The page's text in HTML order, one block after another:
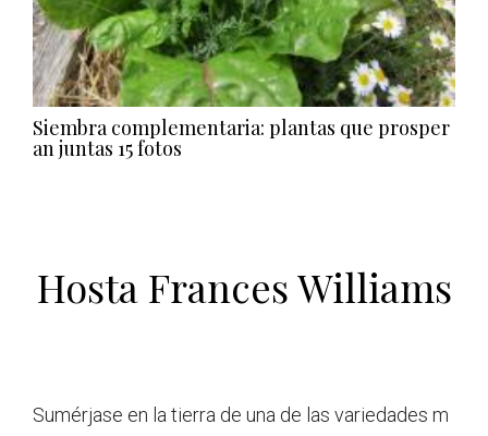
Siembra complementaria: plantas que prosper
an juntas 15 fotos
Hosta Frances Williams
Sumérjase en la tierra de una de las variedades m